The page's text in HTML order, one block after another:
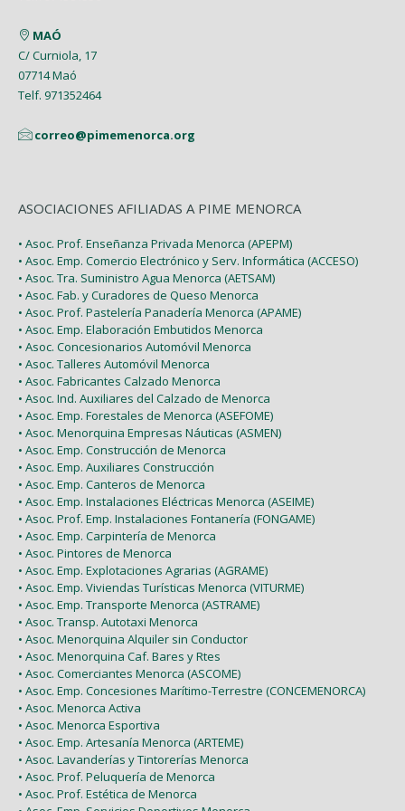
Febrero (6)
Enero (2)
MAÓ
C/ Curniola, 17
07714 Maó
Telf. 971352464
correo@pimemenorca.org
ASOCIACIONES AFILIADAS A PIME MENORCA
• Asoc. Prof. Enseñanza Privada Menorca (APEPM)
• Asoc. Emp. Comercio Electrónico y Serv. Informática (ACCESO)
• Asoc. Tra. Suministro Agua Menorca (AETSAM)
• Asoc. Fab. y Curadores de Queso Menorca
• Asoc. Prof. Pastelería Panadería Menorca (APAME)
• Asoc. Emp. Elaboración Embutidos Menorca
• Asoc. Concesionarios Automóvil Menorca
• Asoc. Talleres Automóvil Menorca
• Asoc. Fabricantes Calzado Menorca
• Asoc. Ind. Auxiliares del Calzado de Menorca
• Asoc. Emp. Forestales de Menorca (ASEFOME)
• Asoc. Menorquina Empresas Náuticas (ASMEN)
• Asoc. Emp. Construcción de Menorca
• Asoc. Emp. Auxiliares Construcción
• Asoc. Emp. Canteros de Menorca
• Asoc. Emp. Instalaciones Eléctricas Menorca (ASEIME)
• Asoc. Prof. Emp. Instalaciones Fontanería (FONGAME)
• Asoc. Emp. Carpintería de Menorca
• Asoc. Pintores de Menorca
• Asoc. Emp. Explotaciones Agrarias (AGRAME)
• Asoc. Emp. Viviendas Turísticas Menorca (VITURME)
• Asoc. Emp. Transporte Menorca (ASTRAME)
• Asoc. Transp. Autotaxi Menorca
• Asoc. Menorquina Alquiler sin Conductor
• Asoc. Menorquina Caf. Bares y Rtes
• Asoc. Comerciantes Menorca (ASCOME)
• Asoc. Emp. Concesiones Marítimo-Terrestre (CONCEMENORCA)
• Asoc. Menorca Activa
• Asoc. Menorca Esportiva
• Asoc. Emp. Artesanía Menorca (ARTEME)
• Asoc. Lavanderías y Tintorerías Menorca
• Asoc. Prof. Peluquería de Menorca
• Asoc. Prof. Estética de Menorca